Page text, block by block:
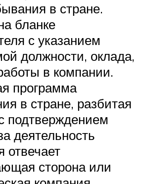
в стране.
бланке
с указанием
должности, оклада,
в компании.
программа
в стране, разбитая
подтверждением
деятельность
отвечает
сторона или